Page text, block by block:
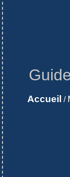
Accueil /